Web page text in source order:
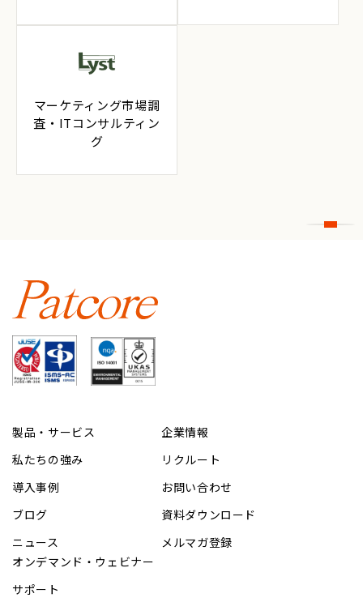
マーケティング市場調
査・ITコンサルティン
グ
製品・サービス
私たちの強み
導入事例
ブログ
ニュース
企業情報
リクルート
お問い合わせ
資料ダウンロード
メルマガ登録
オンデマンド・ウェビナー
サポート